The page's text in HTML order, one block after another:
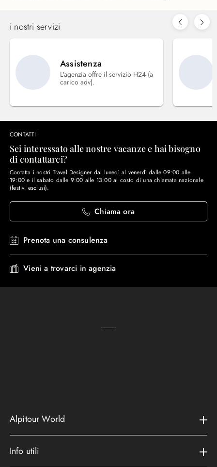
i nostri servizi
Assistenza
L'agenzia offre il servizio H24 (a
carico adv).
CONTATTI
Sei interessato alle nostre vacanze e hai bisogno
di contattarci?
Contatta i nostri Travel Designer dal lunedì al venerdì dalle 09:00 alle
19:00 e il sabato dalle 9:00 alle 13:00 al costo di una chiamata nazionale
(festivi esclusi).
Chiama ora
Prenota una consulenza
Vieni a trovarci in agenzia
Alpitour World
Info utili